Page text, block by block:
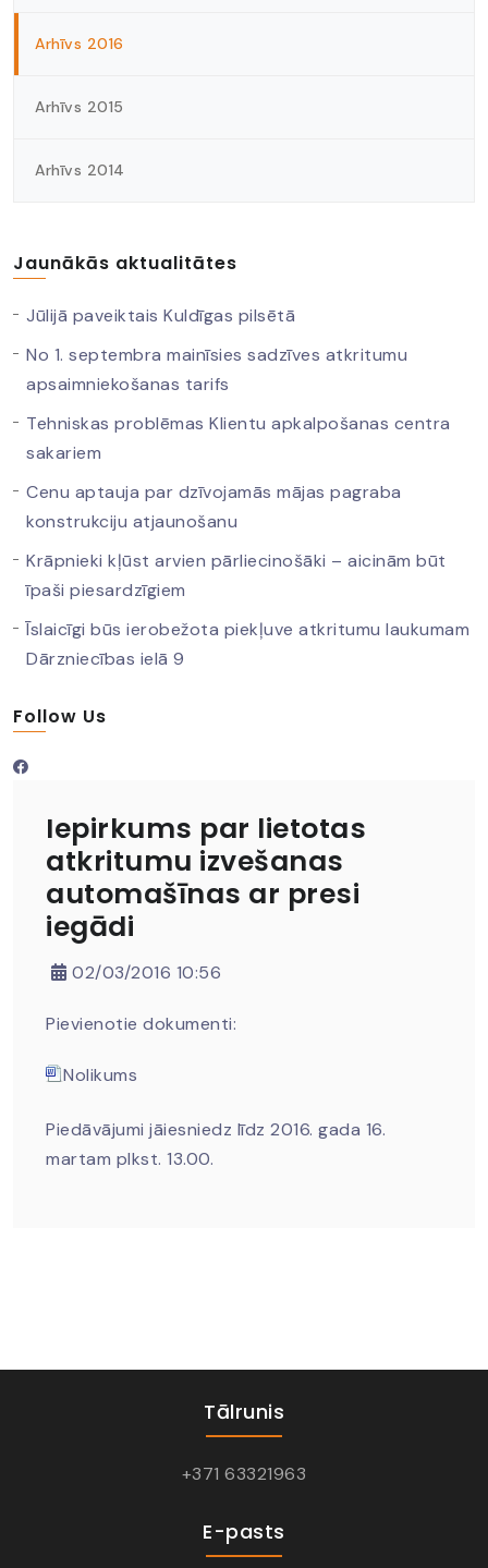
Arhīvs 2016
Arhīvs 2015
Arhīvs 2014
Jaunākās aktualitātes
Jūlijā paveiktais Kuldīgas pilsētā
No 1. septembra mainīsies sadzīves atkritumu
apsaimniekošanas tarifs
Tehniskas problēmas Klientu apkalpošanas centra
sakariem
Cenu aptauja par dzīvojamās mājas pagraba
konstrukciju atjaunošanu
Krāpnieki kļūst arvien pārliecinošāki – aicinām būt
īpaši piesardzīgiem
Īslaicīgi būs ierobežota piekļuve atkritumu laukumam
Dārzniecības ielā 9
Follow Us
Iepirkums par lietotas
atkritumu izvešanas
automašīnas ar presi
iegādi
02/03/2016 10:56
Pievienotie dokumenti:
Nolikums
Piedāvājumi jāiesniedz līdz 2016. gada 16.
martam plkst. 13.00.
Tālrunis
+371 63321963
E-pasts